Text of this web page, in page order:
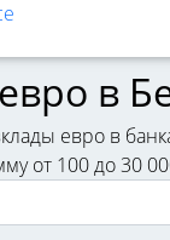
в
евро в
от 100 до 30